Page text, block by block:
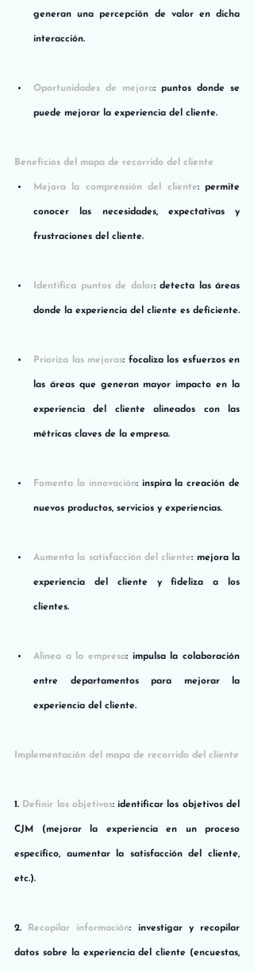
generan una percepción de valor en dicha
interacción.
Oportunidades de mejora: puntos donde se
puede mejorar la experiencia del cliente.
Beneficios del mapa de recorrido del cliente
Mejora la comprensión del cliente: permite
conocer las necesidades, expectativas y
frustraciones del cliente.
Identifica puntos de dolor: detecta las áreas
donde la experiencia del cliente es deficiente.
Prioriza las mejoras: focaliza los esfuerzos en
las áreas que generan mayor impacto en la
experiencia del cliente alineados con las
métricas claves de la empresa.
Fomenta la innovación: inspira la creación de
nuevos productos, servicios y experiencias.
Aumenta la satisfacción del cliente: mejora la
experiencia del cliente y fideliza a los
clientes.
Alinea a la empresa: impulsa la colaboración
entre departamentos para mejorar la
experiencia del cliente.
Implementación del mapa de recorrido del cliente
1. Definir los objetivos: identificar los objetivos del
CJM (mejorar la experiencia en un proceso
específico, aumentar la satisfacción del cliente,
etc.).
2. Recopilar información: investigar y recopilar
datos sobre la experiencia del cliente (encuestas,